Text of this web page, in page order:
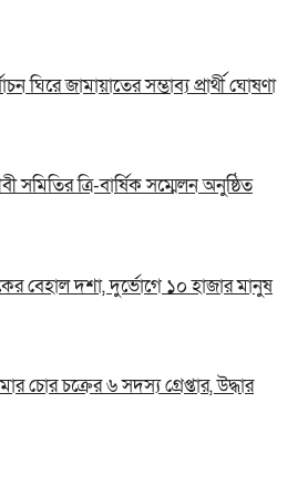
ঘিরে জামায়াতের সম্ভাব্য প্রার্থী ঘোষণা
সমিতির ত্রি-বার্ষিক সম্মেলন অনুষ্ঠিত
বেহাল দশা, দুর্ভোগে ১০ হাজার মানুষ
চোর চক্রের ৬ সদস্য গ্রেপ্তার, উদ্ধার